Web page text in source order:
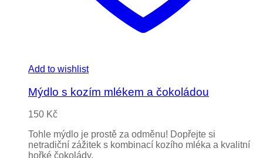
Add to wishlist
Mýdlo s kozím mlékem a čokoládou
150 Kč
Tohle mýdlo je prostě za odměnu! Dopřejte si
netradiční zážitek s kombinací kozího mléka a kvalitní
hořké čokolády.